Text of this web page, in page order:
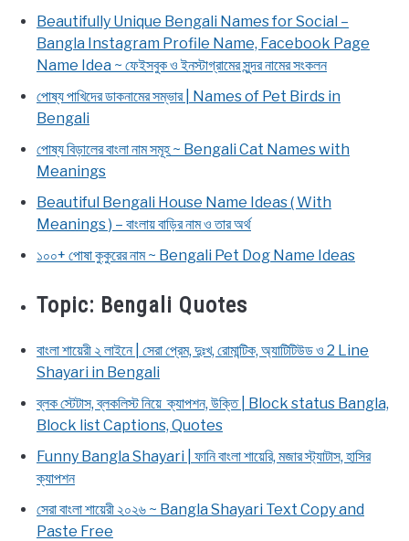
Beautifully Unique Bengali Names for Social –
Bangla Instagram Profile Name, Facebook Page
Name Idea ~ ফেইসবুক ও ইনস্টাগ্রামের সুন্দর নামের সংকলন
পোষ্য পাখিদের ডাকনামের সম্ভার | Names of Pet Birds in
Bengali
পোষ্য বিড়ালের বাংলা নাম সমূহ ~ Bengali Cat Names with
Meanings
Beautiful Bengali House Name Ideas ( With
Meanings ) – বাংলায় বাড়ির নাম ও তার অর্থ
১০০+ পোষা কুকুরের নাম ~ Bengali Pet Dog Name Ideas
Topic: Bengali Quotes
বাংলা শায়েরী ২ লাইনে | সেরা প্রেম, দুঃখ, রোমান্টিক, অ্যাটিটিউড ও 2 Line
Shayari in Bengali
ব্লক স্টেটাস, ব্লকলিস্ট নিয়ে ক্যাপশন, উক্তি | Block status Bangla,
Block list Captions, Quotes
Funny Bangla Shayari | ফানি বাংলা শায়েরি, মজার স্ট্যাটাস, হাসির
ক্যাপশন
সেরা বাংলা শায়েরী ২০২৬ ~ Bangla Shayari Text Copy and
Paste Free